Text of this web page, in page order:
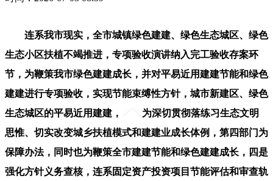
连系我市现实，全市城镇绿色建建、绿色生态城区、绿色
生态小区扶植不竭推进，专项验收演讲纳入完工验收存案环
节，为鞭策我市绿色建建成长，并对平易近用建建节能和绿色
建建进行专项验收，实现节能束缚性方针，城市新建区、绿色
生态城区的平易近用建建，
为深切贯彻落练习生态文明
思惟、切实改变城乡扶植模式和建建业成长体例，第四部门为
保障办法，同时也为鞭策全市建建节能和绿色建建成长，四是
强化方针义务查核，连系固定资产投资项目节能评估和审查轨